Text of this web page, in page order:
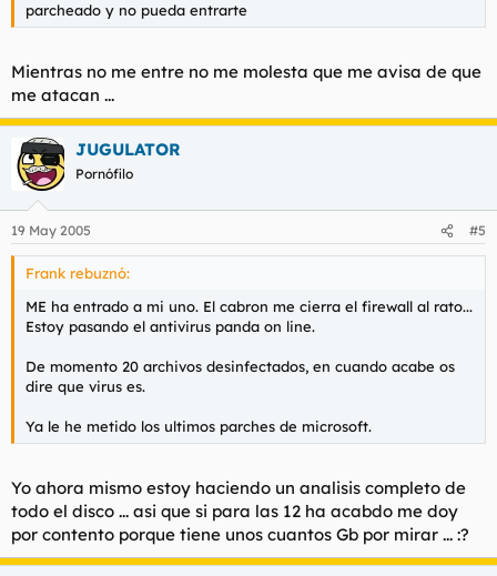
parcheado y no pueda entrarte
Mientras no me entre no me molesta que me avisa de que
me atacan ...
JUGULATOR
Pornófilo
19 May 2005 #5
Frank rebuznó:
ME ha entrado a mi uno. El cabron me cierra el firewall al rato...
Estoy pasando el antivirus panda on line.
De momento 20 archivos desinfectados, en cuando acabe os
dire que virus es.
Ya le he metido los ultimos parches de microsoft.
Yo ahora mismo estoy haciendo un analisis completo de
todo el disco ... asi que si para las 12 ha acabdo me doy
por contento porque tiene unos cuantos Gb por mirar ... :?